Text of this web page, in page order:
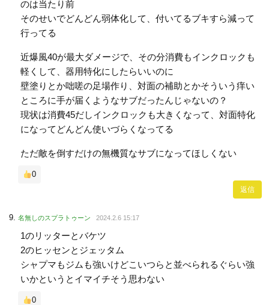
のは当たり前
そのせいでどんどん弱体化して、付いてるブキすら減って
行ってる
近爆風40が最大ダメージで、その分消費もインクロックも
軽くして、器用特化にしたらいいのに
壁塗りとか咄嗟の足場作り、対面の補助とかそういう痒い
ところに手が届くようなサブだったんじゃないの？
現状は消費45だしインクロックも大きくなって、対面特化
になってどんどん使いづらくなってる
ただ敵を倒すだけの無機質なサブになってほしくない
0
返信
名無しのスプラトゥーン 2024.2.6 15:17
1のリッターとバケツ
2のヒッセンとジェッタム
シャプマもジムも強いけどこいつらと並べられるぐらい強
いかというとイマイチそう思わない
0